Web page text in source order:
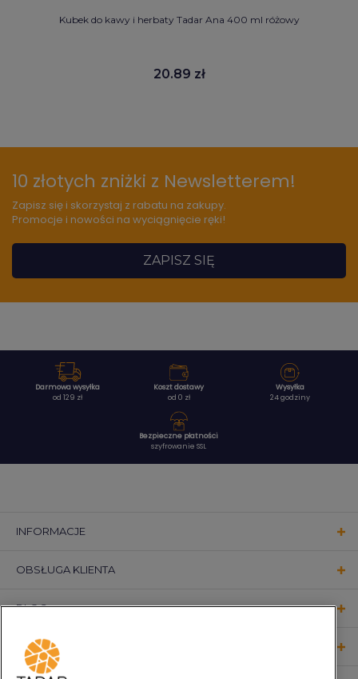
Kubek do kawy i herbaty Tadar Ana 400 ml różowy
20.89 zł
10 złotych zniżki z Newsletterem!
Zapisz się i skorzystaj z rabatu na zakupy.
Promocje i nowości na wyciągnięcie ręki!
ZAPISZ SIĘ
Darmowa wysyłka
od 129 zł
Koszt dostawy
od 0 zł
Wysyłka
24 godziny
Bezpieczne płatności
szyfrowanie SSL
INFORMACJE
OBSŁUGA KLIENTA
BLOG
KONTAKT